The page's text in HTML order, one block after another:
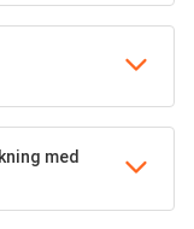
med